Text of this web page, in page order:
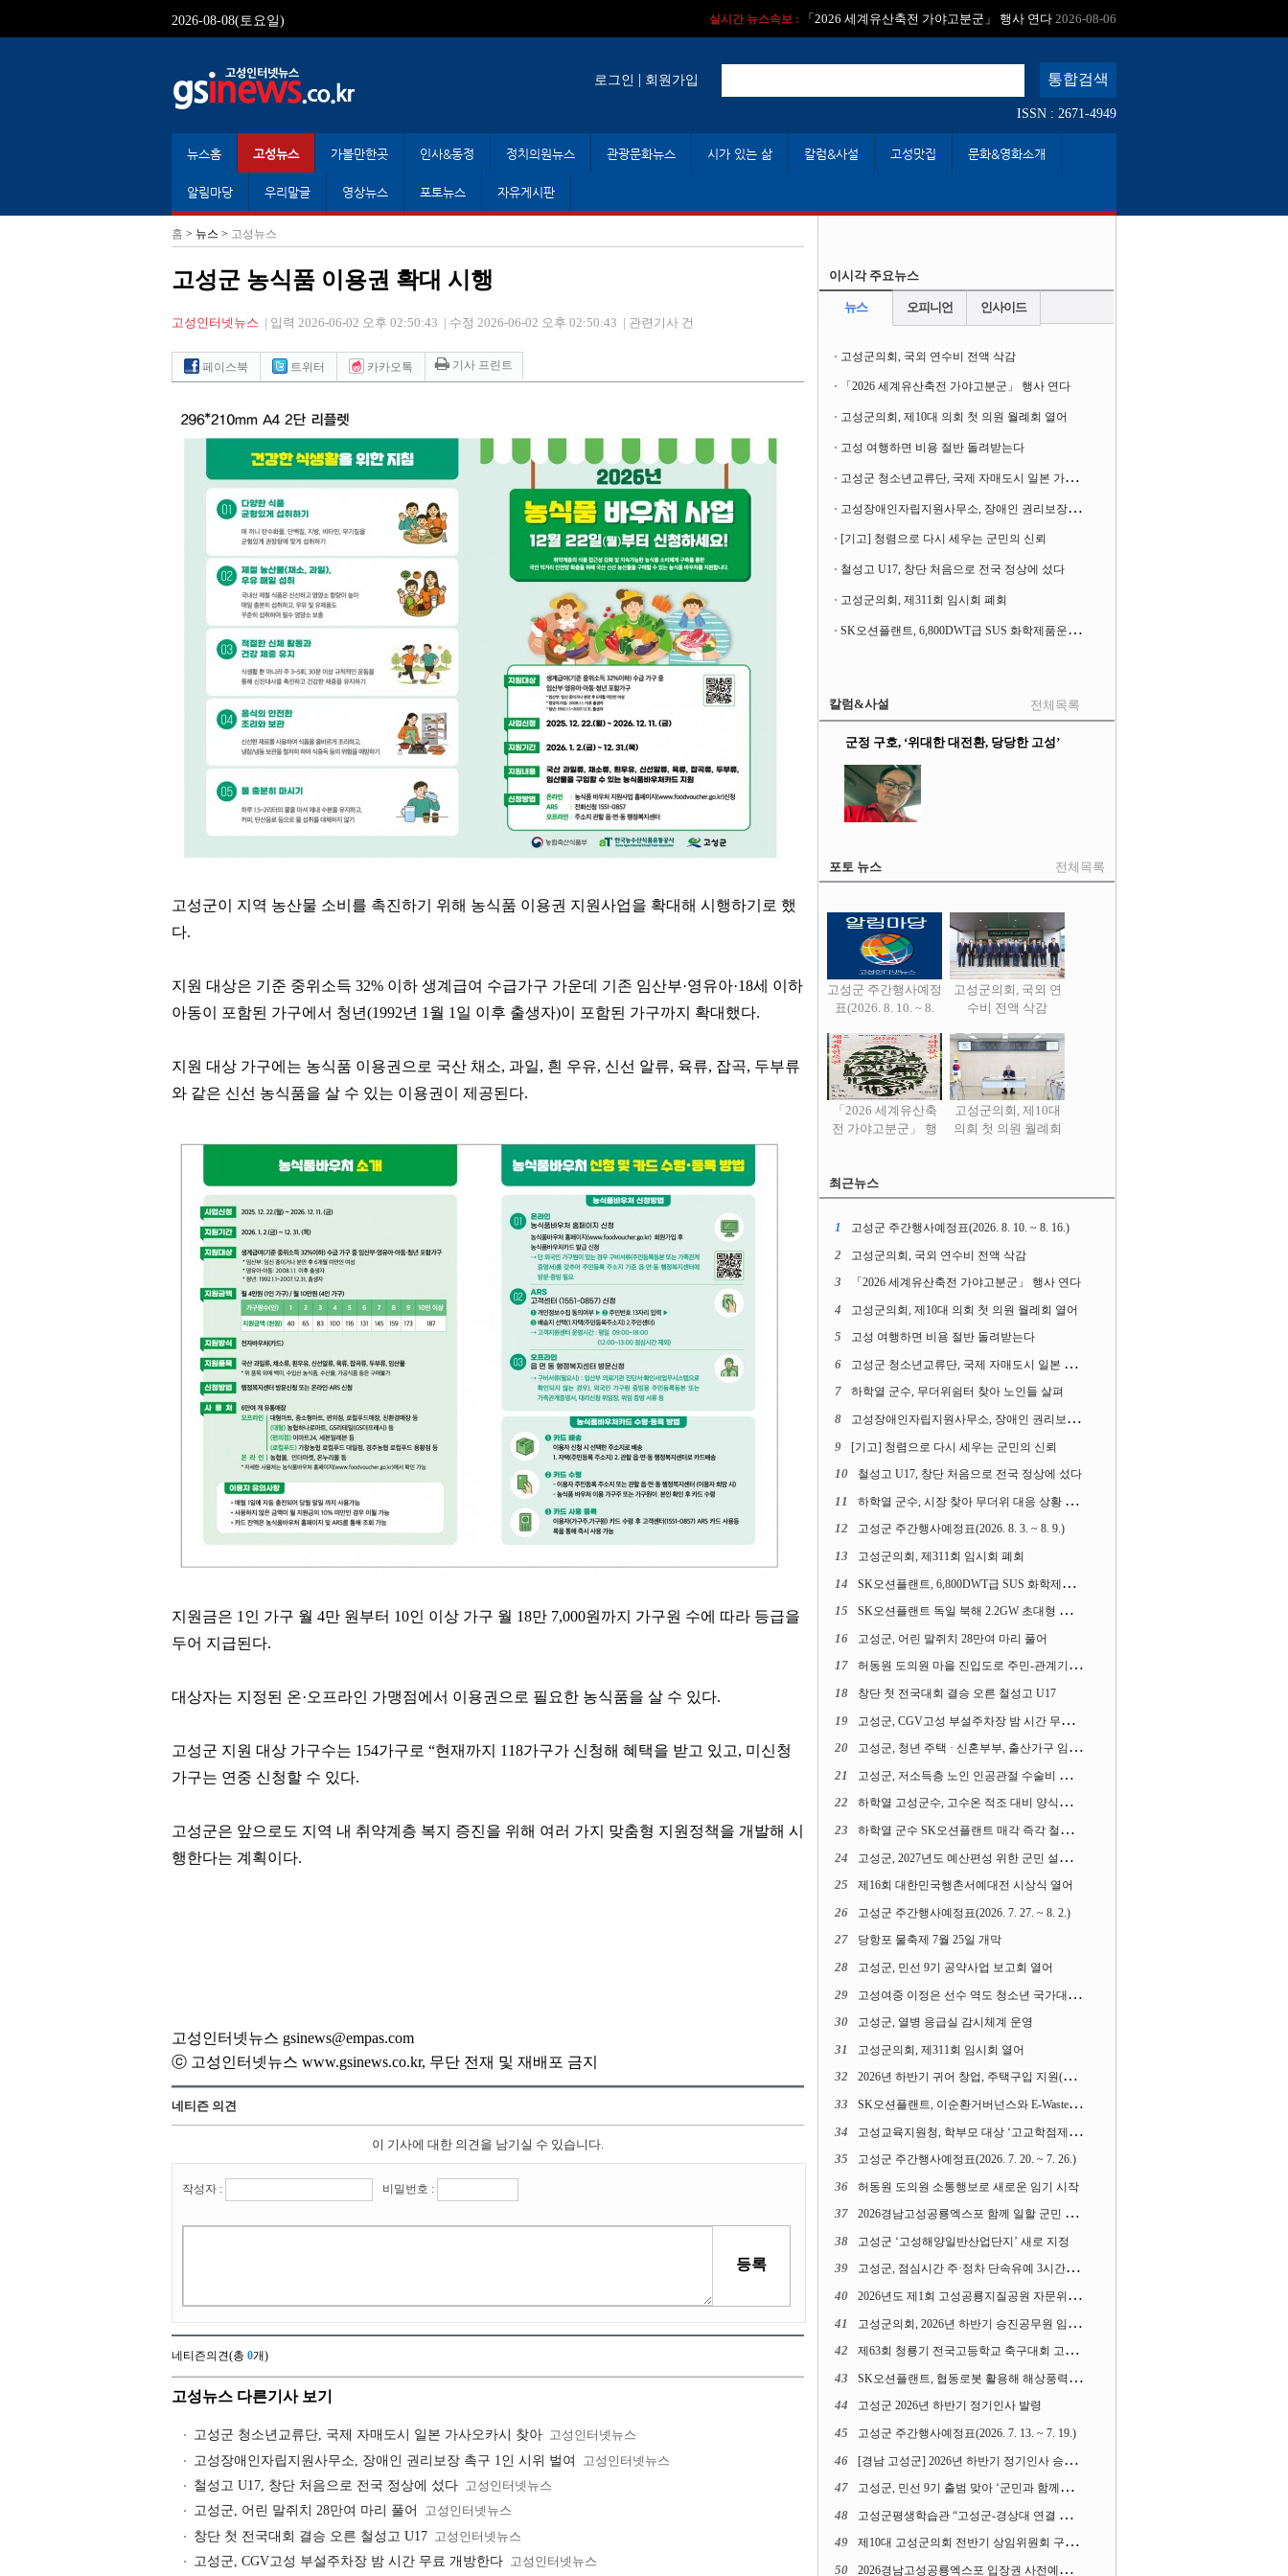
2026-08-08(토요일) 실시간 뉴스속보 : 「2026 세계유산축전 가야고분군」 행사 연다 2026-08-06
로그인 | 회원가입
ISSN : 2671-4949
뉴스홈 고성뉴스 가볼만한곳 인사&동정 정치의원뉴스 관광문화뉴스 시가 있는 삶 칼럼&사설 고성맛집 문화&영화소개
알림마당 우리말글 영상뉴스 포토뉴스 자유게시판
홈 > 뉴스 > 고성뉴스
고성군 농식품 이용권 확대 시행
고성인터넷뉴스 입력 2026-06-02 오후 02:50:43 수정 2026-06-02 오후 02:50:43 관련기사 건
페이스북 트위터 카카오톡 기사 프린트
고성군이 지역 농산물 소비를 촉진하기 위해 농식품 이용권 지원사업을 확대해 시행하기로 했
다.
지원 대상은 기준 중위소득 32% 이하 생계급여 수급가구 가운데 기존 임산부·영유아·18세 이하
아동이 포함된 가구에서 청년(1992년 1 월 1 일 이후 출생자)이 포함된 가구까지 확대했다.
지원 대상 가구에는 농식품 이용권으로 국산 채소, 과일, 흰 우유, 신선 알류, 육류, 잡곡, 두부류
와 같은 신선 농식품을 살 수 있는 이용권이 제공된다.
지원금은 1 인 가구 월 4만 원부터 10인 이상 가구 월 18만 7,000원까지 가구원 수에 따라 등급을
두어 지급된다.
대상자는 지정된 온·오프라인 가맹점에서 이용권으로 필요한 농식품을 살 수 있다.
고성군 지원 대상 가구수는 154가구로 “현재까지 118가구가 신청해 혜택을 받고 있고, 미신청
가구는 연중 신청할 수 있다.
고성군은 앞으로도 지역 내 취약계층 복지 증진을 위해 여러 가지 맞춤형 지원정책을 개발해 시
행한다는 계획이다.
고성인터넷뉴스 gsinews@empas.com
ⓒ 고성인터넷뉴스 www.gsinews.co.kr, 무단 전재 및 재배포 금지
네티즌 의견
이 기사에 대한 의견을 남기실 수 있습니다.
작성자 : 비밀번호 :
네티즌의견(총 0개)
고성뉴스 다른기사 보기
고성군 청소년교류단, 국제 자매도시 일본 가사오카시 찾아 고성인터넷뉴스
고성장애인자립지원사무소, 장애인 권리보장 촉구 1인 시위 벌여
고성인터넷뉴스
철성고 U17, 창단 처음으로 전국 정상에 섰다 고성인터넷뉴스
고성군, 어린 말쥐치 28만여 마리 풀어
고성인터넷뉴스
창단 첫 전국대회 결승 오른 철성고 U17 고성인터넷뉴스
고성군, CGV고성 부설주차장 밤 시간 무료 개방한다 고성인터넷뉴스
이시각 주요뉴스
뉴스 오피니언 인사이드
고성군의회, 국외 연수비 전액 삭감
「2026 세계유산축전 가야고분군」 행사 연다
고성군의회, 제10대 의회 첫 의원 월례회 열어
고성 여행하면 비용 절반 돌려받는다
고
성군 청소년교류단, 국제 자매도시 일본 가사오카시 찾아
고
성장애인자립지원사무소, 장애인 권리보장 촉구 1인 시위 벌여
[기고] 청렴으로 다시 세우는 군민의 신뢰
철성고 U17, 창단 처음으로 전국 정상에 섰다
고성군의회, 제311회 임시회 폐회
S
K오션플랜트, 6,800DWT급 SUS 화학제품운반선 2척 수주
칼럼&사설 전체목록
군정 구호, ‘위대한 대전환, 당당한 고성’
포토 뉴스 전체목록
고성군 주간행사예정
표(2026. 8. 10. ~ 8.
고성군의회, 국외 연
수비 전액 삭감
「2026 세계유산축
전 가야고분군」 행
고성군의회, 제10대
의회 첫 의원 월례회
최근뉴스
1 고성군 주간행사예정표(2026. 8. 10. ~ 8. 16.)
2 고성군의회, 국외 연수비 전액 삭감
3 「2026 세계유산축전 가야고분군」 행사 연다
4 고성군의회, 제10대 의회 첫 의원 월례회 열어
5 고성 여행하면 비용 절반 돌려받는다
6 고성군 청소년교류단, 국제 자매도시 일본 가사오카시 찾아
7 하학열 군수, 무더위쉼터 찾아 노인들 살펴
8 고성장애인자립지원사무소, 장애인 권리보장 촉구 1인 시위 벌여
9 [기고] 청렴으로 다시 세우는 군민의 신뢰
10 철성고 U17, 창단 처음으로 전국 정상에 섰다
11 하학열 군수, 시장 찾아 무더위 대응 상황 살펴
12 고성군 주간행사예정표(2026. 8. 3. ~ 8. 9.)
13 고성군의회, 제311회 임시회 폐회
14 SK오션플랜트, 6,800DWT급 SUS 화학제품운반선 2척 수주
15 SK오션플랜트 독일 북해 2.2GW 초대형 해상변전소 하부구조물 수주
16 고성군, 어린 말쥐치 28만여 마리 풀어
17 허동원 도의원 마을 진입도로 주민-관계기관과 함께 간담회 열어
18 창단 첫 전국대회 결승 오른 철성고 U17
19 고성군, CGV고성 부설주차장 밤 시간 무료 개방한다
20 고성군, 청년 주택 · 신혼부부, 출산가구 임차보증금 대출이자 지원사업 시행
21 고성군, 저소득층 노인 인공관절 수술비 지원사업 계속 추진
22 하학열 고성군수, 고수온 적조 대비 양식장 현장점검
23 하학열 군수 SK오션플랜트 매각 즉각 철회 촉구 기자회견 열어
24 고성군, 2027년도 예산편성 위한 군민 설문조사 실시
25 제16회 대한민국행촌서예대전 시상식 열어
26 고성군 주간행사예정표(2026. 7. 27. ~ 8. 2.)
27 당항포 물축제 7월 25일 개막
28 고성군, 민선 9기 공약사업 보고회 열어
29 고성여중 이정은 선수 역도 청소년 국가대표에 뽑혀
30 고성군, 열병 응급실 감시체계 운영
31 고성군의회, 제311회 임시회 열어
32 2026년 하반기 귀어 창업, 주택구입 지원(융자) 사업대상자 모집
33 SK오션플랜트, 이순환거버넌스와 E-Waste Zero 업무협약
34 고성교육지원청, 학부모 대상 ‘고교학점제와 대입제도 설명회’ 열어
35 고성군 주간행사예정표(2026. 7. 20. ~ 7. 26.)
36 허동원 도의원 소통행보로 새로운 임기 시작
37 2026경남고성공룡엑스포 함께 일할 군민 모집
38 고성군 ‘고성해양일반산업단지’ 새로 지정
39 고성군, 점심시간 주·정차 단속유예 3시간으로 확대
40 2026년도 제1회 고성공룡지질공원 자문위원회 열어
41 고성군의회, 2026년 하반기 승진공무원 임용장 수여
42 제63회 청룡기 전국고등학교 축구대회 고성서 열린다
43 SK오션플랜트, 협동로봇 활용해 해상풍력 생산 혁신 속도 낸다
44 고성군 2026년 하반기 정기인사 발령
45 고성군 주간행사예정표(2026. 7. 13. ~ 7. 19.)
46 [경남 고성군] 2026년 하반기 정기인사 승진심사 결과
47 고성군, 민선 9기 출범 맞아 ‘군민과 함께하는 대전환 소통간담회’ 열어
48 고성군평생학습관 “고성군-경상대 연결 평생교육” 운영
49 제10대 고성군의회 전반기 상임위원회 구성 완료
50 2026경남고성공룡엑스포 입장권 사전예매 시작